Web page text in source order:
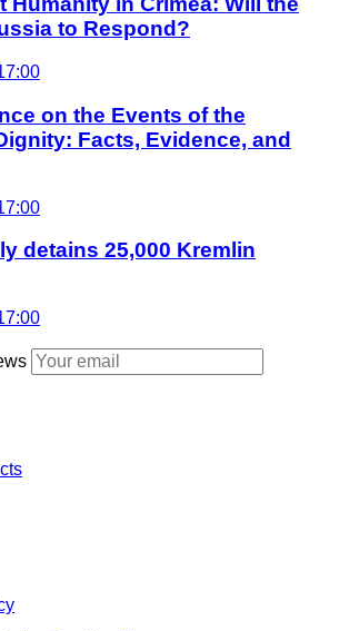
to Respond?
on the Events of the
Facts, Evidence, and
detains 25,000 Kremlin